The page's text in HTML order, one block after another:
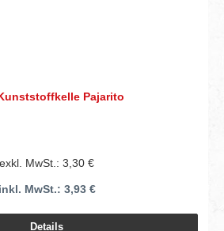
Pajarito
exkl. MwSt.: 3,30 €
inkl. MwSt.: 3,93 €
Details